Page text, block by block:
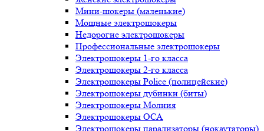
Мини-шокеры (маленькие)
Мощные электрошокеры
Недорогие электрошокеры
Профессиональные электрошокеры
Электрошокеры 1-го класса
Электрошокеры 2-го класса
Электрошокеры Police (полицейские)
Электрошокеры дубинки (биты)
Электрошокеры Молния
Электрошокеры ОСА
Электрошокеры парализаторы (нокаутаторы)